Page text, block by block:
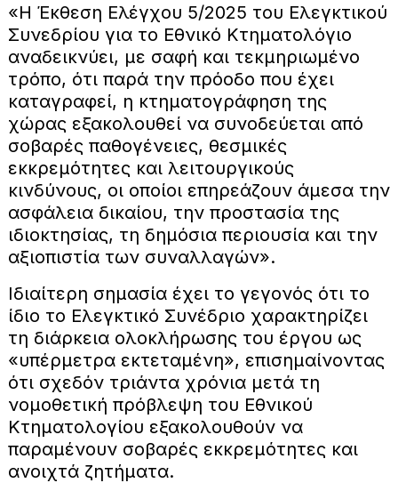
«Η Έκθεση Ελέγχου 5/2025 του Ελεγκτικού
Συνεδρίου για το Εθνικό Κτηματολόγιο
αναδεικνύει, με σαφή και τεκμηριωμένο
τρόπο, ότι παρά την πρόοδο που έχει
καταγραφεί, η κτηματογράφηση της
χώρας εξακολουθεί να συνοδεύεται από
σοβαρές παθογένειες, θεσμικές
εκκρεμότητες και λειτουργικούς
κινδύνους, οι οποίοι επηρεάζουν άμεσα την
ασφάλεια δικαίου, την προστασία της
ιδιοκτησίας, τη δημόσια περιουσία και την
αξιοπιστία των συναλλαγών».
Ιδιαίτερη σημασία έχει το γεγονός ότι το
ίδιο το Ελεγκτικό Συνέδριο χαρακτηρίζει
τη διάρκεια ολοκλήρωσης του έργου ως
«υπέρμετρα εκτεταμένη», επισημαίνοντας
ότι σχεδόν τριάντα χρόνια μετά τη
νομοθετική πρόβλεψη του Εθνικού
Κτηματολογίου εξακολουθούν να
παραμένουν σοβαρές εκκρεμότητες και
ανοιχτά ζητήματα.